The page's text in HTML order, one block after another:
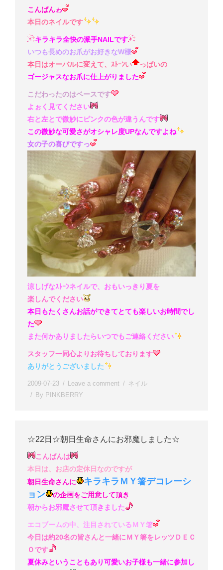
こんばんゎ
本日のネイルです
キラキラ全快の派手NAILです
いつも長めのお爪がお好きなW様
本日はオーバルに変えて、ｽﾄｰﾝい
っぱいの
ゴージャスなお爪に仕上がりました
こだわったのはベースです
よぉく見てください
右と左とで微妙にピンクの色が違うんです
この微妙な可愛さがオシャレ度UPなんですよね
女の子の喜びですっ
涼しげなｽﾄｰﾝネイルで、おもいっきり夏を
楽しんでください
本日もたくさんお話ができてとても楽しいお時間でし
た
また何かありましたらいつでもご連絡ください
スタッフ一同心よりお待ちしております
ありがとうございました
2009-07-23 Leave a comment
ネイル
By PINKBERRY
☆22日☆朝日生命さんにお邪魔しました☆
こんばんは
本日は、お店の定休日なのですが
朝日生命さんに
キラキラＭＹ箸デコレーシ
ョン
の企画をご用意して頂き
朝からお邪魔させて頂きました
エコブームの中、注目されているＭＹ箸
今日は約20名の皆さんと一緒にＭＹ箸をレッツＤＥＣ
Ｏです
夏休みということもあり可愛いお子様も一緒に参加し